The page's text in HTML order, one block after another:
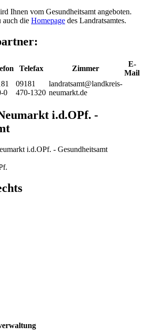
Ihnen vom Gesundheitsamt angeboten.
auch die Homepage des Landratsamtes.
Telefax Zimmer
E-
Mail
0
09181
470-1320
landratsamt@landkreis-
neumarkt.de
i.d.OPf. -
i.d.OPf. - Gesundheitsamt